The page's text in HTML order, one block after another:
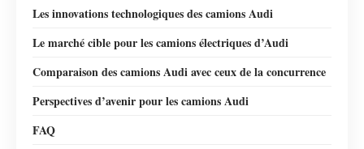
Les innovations technologiques des camions Audi
Le marché cible pour les camions électriques d’Audi
Comparaison des camions Audi avec ceux de la concurrence
Perspectives d’avenir pour les camions Audi
FAQ